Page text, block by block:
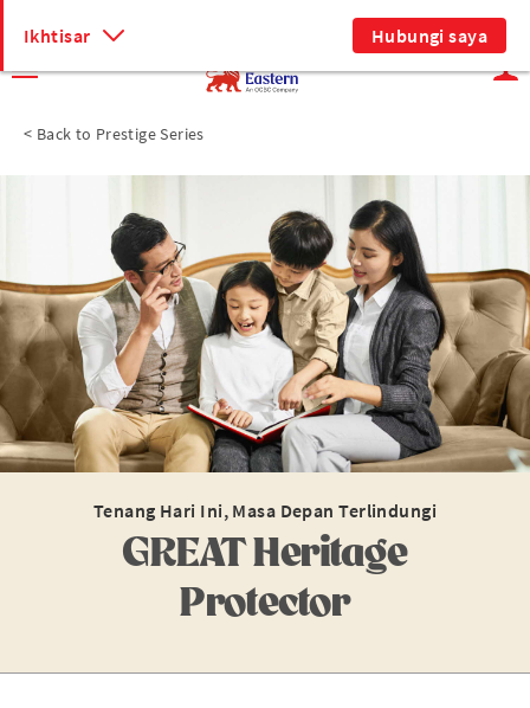
Bahasa Indonesia
< Back to Prestige Series
Tenang Hari Ini, Masa Depan Terlindungi
GREAT Heritage
Protector
Ikhtisar Hubungi saya